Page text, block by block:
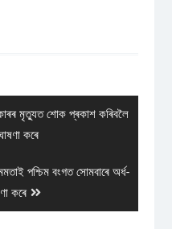
মৃত্যুত শোক প্ৰকাশ কৰিবলৈ
কৰে
পশ্চিম বংগত সোমবাৰে অৰ্ধ-
কৰে